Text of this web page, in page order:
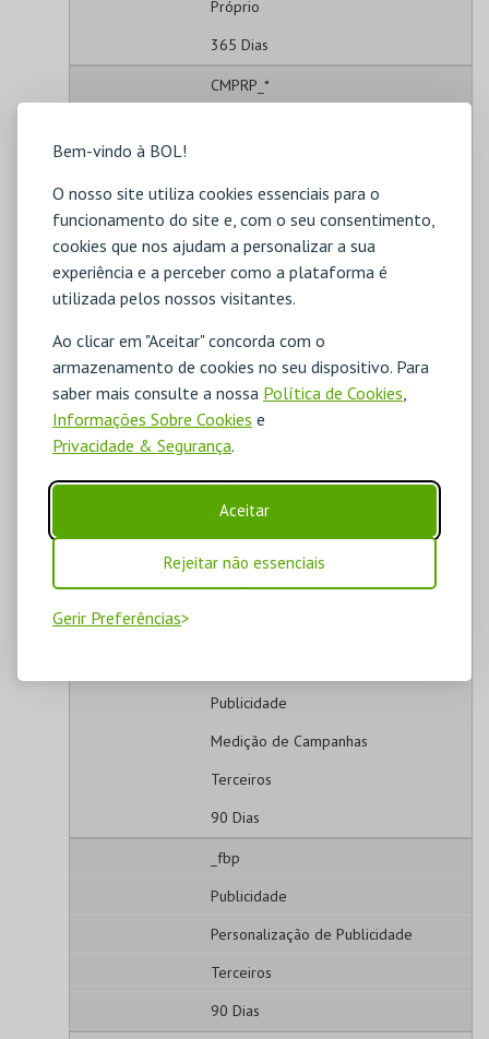
Bem-vindo à BOL!
O nosso site utiliza cookies essenciais para o
funcionamento do site e, com o seu consentimento,
cookies que nos ajudam a personalizar a sua
experiência e a perceber como a plataforma é
utilizada pelos nossos visitantes.
Ao clicar em "Aceitar" concorda com o
armazenamento de cookies no seu dispositivo. Para
saber mais consulte a nossa Política de Cookies
Informações Sobre Cookies e
Privacidade & Segurança.
Aceitar
Rejeitar não essenciais
Gerir Preferências
Próprio
365 Dias
CMPRP_*
Próprio
_ga
Terceiros
1 Ano, 1 Mês e 7 Dias
Estatísticos
Terceiros
Publicidade
Medição de Campanhas
Terceiros
90 Dias
_fbp
Publicidade
Personalização de Publicidade
Terceiros
90 Dias